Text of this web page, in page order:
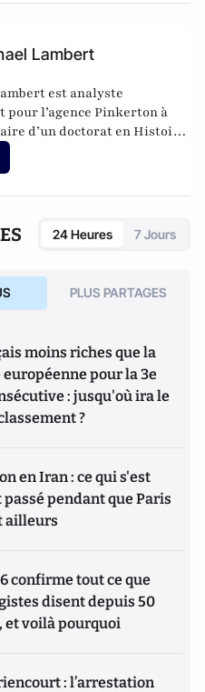
Lambert
est analyste
pour l’agence Pinkerton à
d’un doctorat en Histoire
à Sorbonne
avec l’INSEAD.
24 Heures 7 Jours
PLUS PARTAGES
moins riches que la
pour la 3e
: jusqu'où ira le
?
en Iran : ce qui s'est
pendant que Paris
ailleurs
confirme tout ce que
disent depuis 50
et voilà pourquoi
: l’arrestation